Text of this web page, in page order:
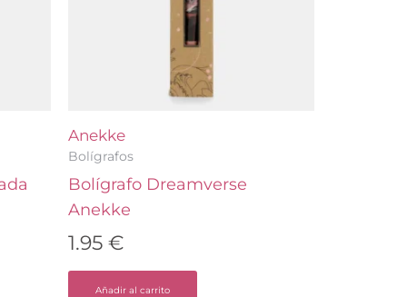
Anekke
Bolígrafos
Bolígrafo Dreamverse
Anekke
1.95€
Añadir al carrito